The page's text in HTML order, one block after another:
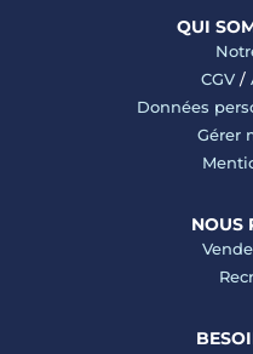
QUI
CGV/
Données
Gérer
NOUS